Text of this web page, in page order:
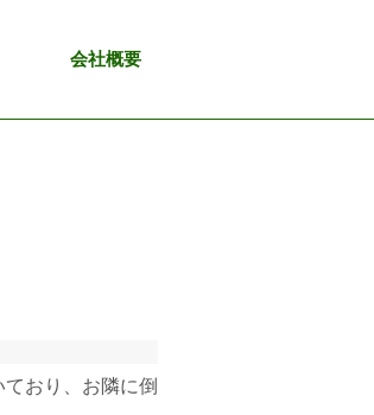
会社概要
おり、お隣に倒